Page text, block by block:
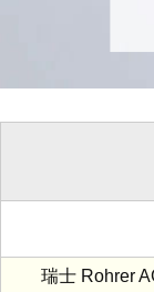
瑞士 Rohrer AG